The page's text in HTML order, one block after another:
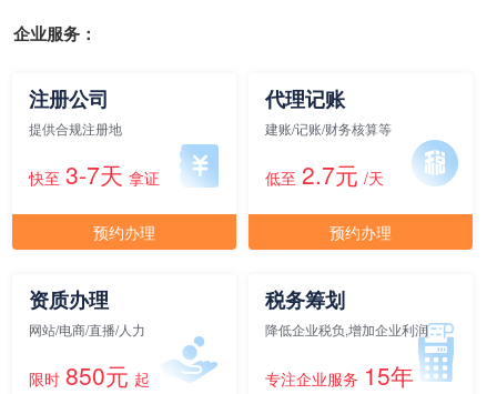
企业服务：
注册公司
提供合规注册地
快至 3-7天 拿证
预约办理
代理记账
建账/记账/财务核算等
低至 2.7元 /天
预约办理
资质办理
网站/电商/直播/人力
限时 850元 起
税务筹划
降低企业税负,增加企业利润
专注企业服务 15年